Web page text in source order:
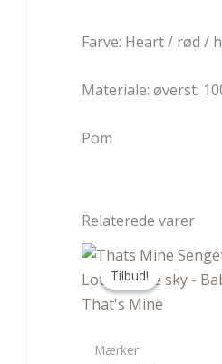
Farve: Heart / rød /
Materiale: øverst:
Pom
Relaterede varer
Tilbud!
Tilbud!
Mærker